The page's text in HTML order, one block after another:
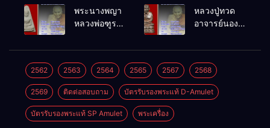
โพธิ์นิมิตร
พ.ศ.2512
พ.ศ.2512
พระนางพญา
หลวงพ่อฑูรย์
พ.ศ.2512
หลวงปู่ทวด
อาจารย์นอง
พ.ศ.2541
2562 2563 2564 2565 2567 2568
2569 ติดต่อสอบถาม บัตรรับรองพระแท้ D-Amulet
บัตรรับรองพระแท้ SP Amulet พระเครื่อง